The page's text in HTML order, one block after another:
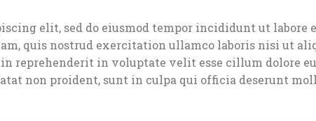
elit, sed do eiusmod tempor incididunt ut labore
quis nostrud exercitation ullamco laboris nisi ut
in reprehenderit in voluptate velit esse cillum dolore
non proident, sunt in culpa qui officia deserunt